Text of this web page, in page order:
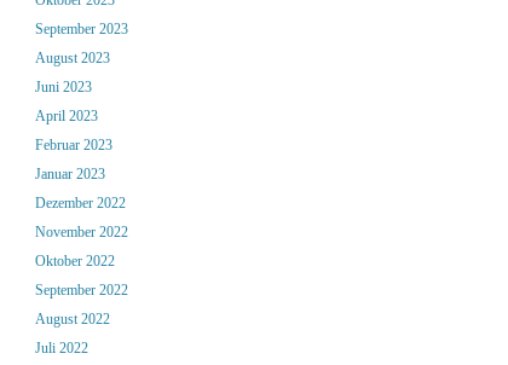
September 2023
August 2023
Juni 2023
April 2023
Februar 2023
Januar 2023
Dezember 2022
November 2022
Oktober 2022
September 2022
August 2022
Juli 2022